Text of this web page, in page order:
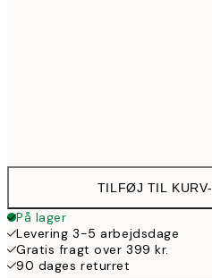
TILFØJ TIL KURV-
På lager
Levering 3-5 arbejdsdage
Gratis fragt over 399 kr.
90 dages returret